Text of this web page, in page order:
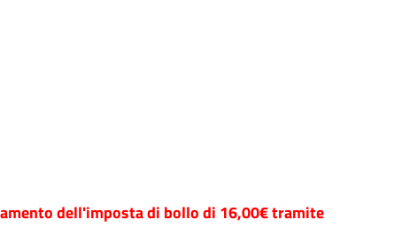
dell'imposta di bollo di 16,00€ tramite